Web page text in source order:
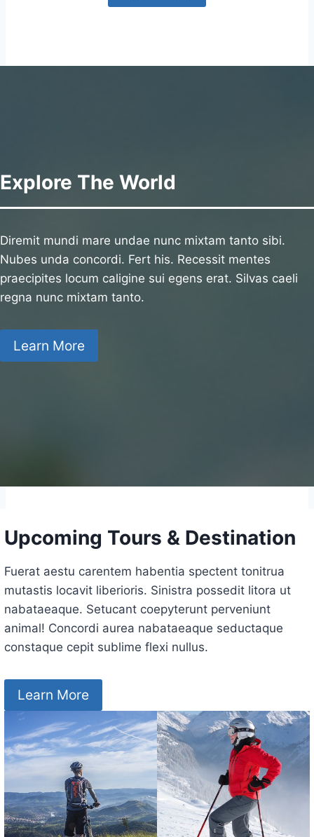
Explore The World
Diremit mundi mare undae nunc mixtam tanto sibi.
Nubes unda concordi. Fert his. Recessit mentes
praecipites locum caligine sui egens erat. Silvas caeli
regna nunc mixtam tanto.
Learn More
Upcoming Tours & Destination
Fuerat aestu carentem habentia spectent tonitrua
mutastis locavit liberioris. Sinistra possedit litora ut
nabataeaque. Setucant coepyterunt perveniunt
animal! Concordi aurea nabataeaque seductaque
constaque cepit sublime flexi nullus.
Learn More